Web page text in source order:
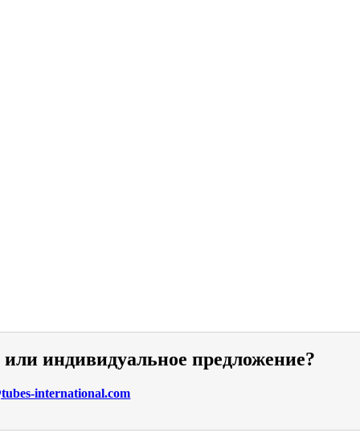
индивидуальное предложение?
international.com